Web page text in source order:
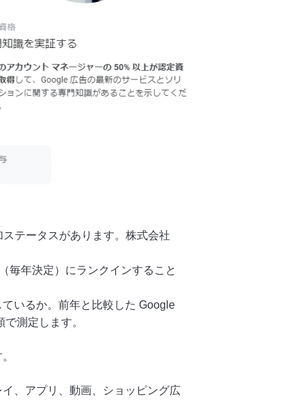
テータスがあります。株式会社
毎年決定）にランクインすること
いるか。前年と比較した Google
測定します。
、アプリ、動画、ショッピング広